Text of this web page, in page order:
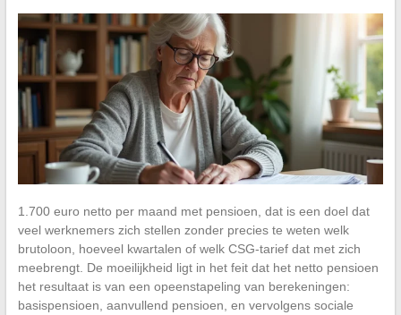
1.700 euro netto per maand met pensioen, dat is een doel dat
veel werknemers zich stellen zonder precies te weten welk
brutoloon, hoeveel kwartalen of welk CSG-tarief dat met zich
meebrengt. De moeilijkheid ligt in het feit dat het netto pensioen
het resultaat is van een opeenstapeling van berekeningen:
basispensioen, aanvullend pensioen, en vervolgens sociale